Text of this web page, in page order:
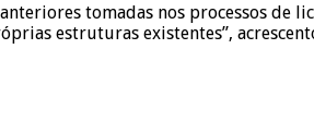
tomadas nos processos de
estruturas existentes”,